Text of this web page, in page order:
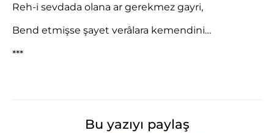
Reh-i sevdada olana ar gerekmez gayri,
Bend etmişse şayet verâlara kemendini…
***
Bu yazıyı paylaş